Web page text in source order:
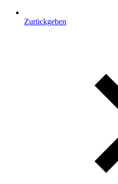
Zurückgeben